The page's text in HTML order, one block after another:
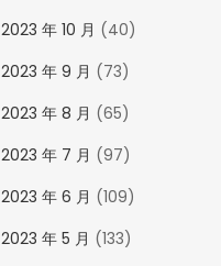
2023 年 10 月 (40)
2023 年 9 月 (73)
2023 年 8 月 (65)
2023 年 7 月 (97)
2023 年 6 月 (109)
2023 年 5 月 (133)